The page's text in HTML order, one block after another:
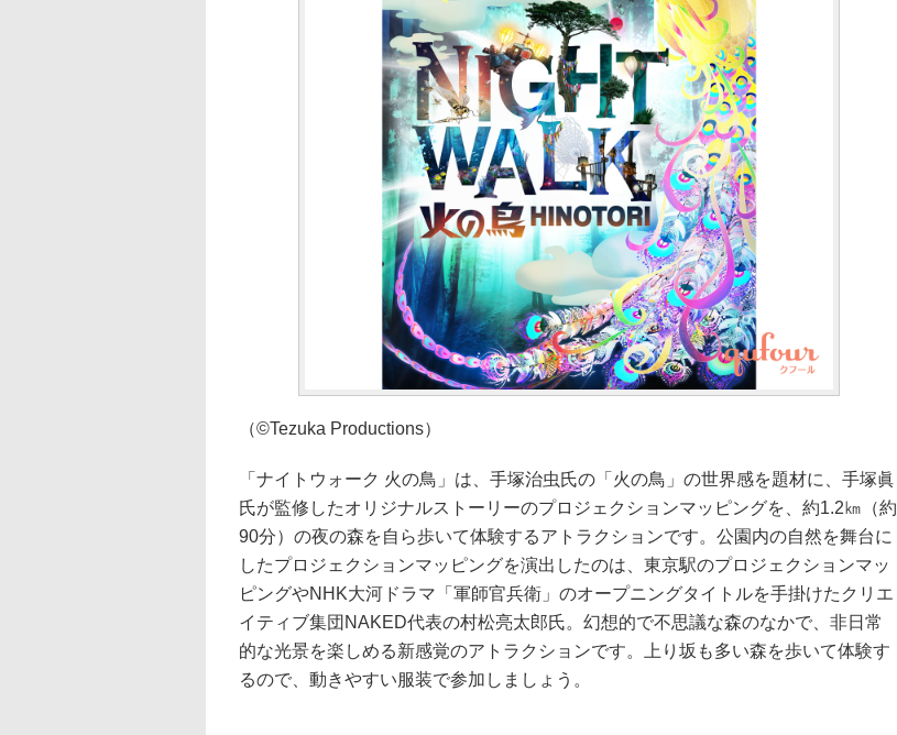
（©Tezuka Productions）
「ナイトウォーク 火の鳥」は、手塚治虫氏の「火の鳥」の世界感を題材に、手塚眞
氏が監修したオリジナルストーリーのプロジェクションマッピングを、約1.2㎞（約
90分）の夜の森を自ら歩いて体験するアトラクションです。公園内の自然を舞台に
したプロジェクションマッピングを演出したのは、東京駅のプロジェクションマッ
ピングやNHK大河ドラマ「軍師官兵衛」のオープニングタイトルを手掛けたクリエ
イティブ集団NAKED代表の村松亮太郎氏。幻想的で不思議な森のなかで、非日常
的な光景を楽しめる新感覚のアトラクションです。上り坂も多い森を歩いて体験す
るので、動きやすい服装で参加しましょう。